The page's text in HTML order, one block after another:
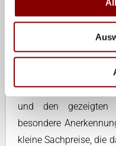
und professionelle
Die Siegerehrung am
gebührenden
wurden für ihre
erhielten Pokale
und den gezeigten
besondere
kleine Sachpreise, die